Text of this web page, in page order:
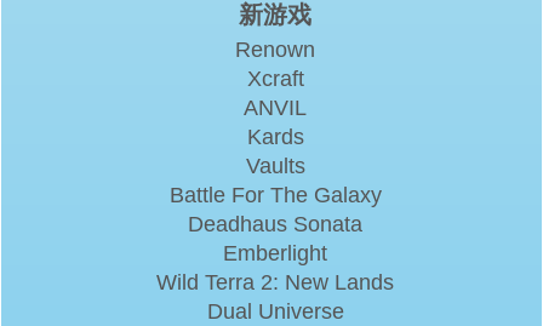
新游戏
Renown
Xcraft
ANVIL
Kards
Vaults
Battle For The Galaxy
Deadhaus Sonata
Emberlight
Wild Terra 2: New Lands
Dual Universe